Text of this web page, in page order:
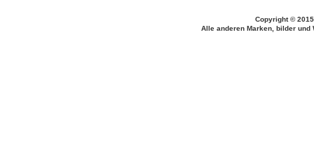
Copyright ©
Alle anderen Marken, bilder und